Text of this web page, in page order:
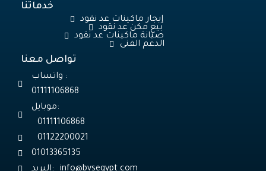
خدماتنا
إيجار ماكينات عد نقود
بيع مكن عد نقود
صيانة ماكينات عد نقود
الدعم الفنى
تواصل معنا
واتساب :
01111106868
موبايل:
01111106868
01122200021
01013365135